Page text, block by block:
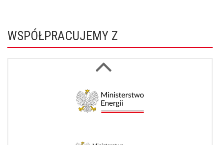
WSPÓŁPRACUJEMY Z